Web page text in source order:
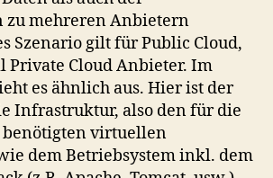
zu mehreren Anbietern
Szenario gilt für Public Cloud,
Private Cloud Anbieter. Im
es ähnlich aus. Hier ist der
Infrastruktur, also den für die
virtuellen
dem Betriebsystem inkl. dem